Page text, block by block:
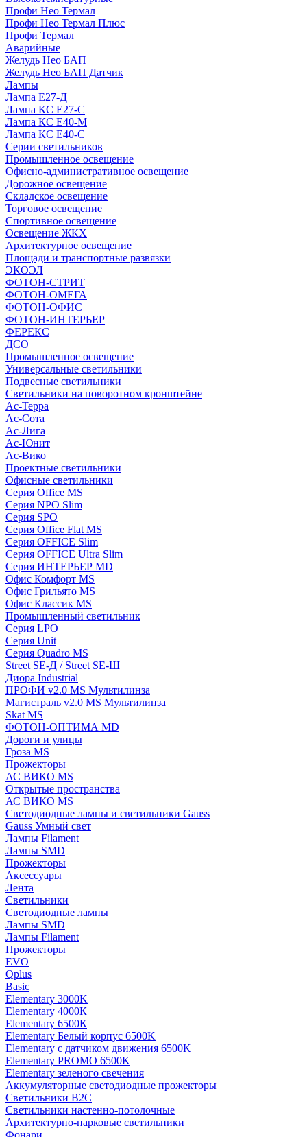
Профи Нео Термал
Профи Нео Термал Плюс
Профи Термал
Аварийные
Желудь Нео БАП
Желудь Нео БАП Датчик
Лампы
Лампа Е27-Д
Лампа КС Е27-С
Лампа КС Е40-М
Лампа КС Е40-С
Серии светильников
Промышленное освещение
Офисно-административное освещение
Дорожное освещение
Складское освещение
Торговое освещение
Спортивное освещение
Освещение ЖКХ
Архитектурное освещение
Площади и транспортные развязки
ЭКОЭЛ
ФОТОН-СТРИТ
ФОТОН-ОМЕГА
ФОТОН-ОФИС
ФОТОН-ИНТЕРЬЕР
ФЕРЕКС
ДСО
Промышленное освещение
Универсальные светильники
Подвесные светильники
Светильники на поворотном кронштейне
Ас-Терра
Ас-Сота
Ас-Лига
Ас-Юнит
Ас-Вико
Проектные светильники
Офисные светильники
Серия Office MS
Серия NPO Slim
Серия SPO
Серия Office Flat MS
Серия OFFICE Slim
Серия OFFICE Ultra Slim
Серия ИНТЕРЬЕР MD
Офис Комфорт MS
Офис Грильято MS
Офис Классик MS
Промышленный светильник
Серия LPO
Серия Unit
Серия Quadro MS
Street SE-Д / Street SE-Ш
Диора Industrial
ПРОФИ v2.0 MS Мультилинза
Магистраль v2.0 MS Мультилинза
Skat MS
ФОТОН-ОПТИМА MD
Дороги и улицы
Гроза MS
Прожекторы
АС ВИКО MS
Открытые пространства
АС ВИКО MS
Светодиодные лампы и светильники Gauss
Gauss Умный свет
Лампы Filament
Лампы SMD
Прожекторы
Аксессуары
Лента
Светильники
Светодиодные лампы
Лампы SMD
Лампы Filament
Прожекторы
EVO
Qplus
Basic
Elementary 3000K
Elementary 4000К
Elementary 6500К
Elementary Белый корпус 6500K
Elementary с датчиком движения 6500K
Elementary PROMO 6500K
Elementary зеленого свечения
Аккумуляторные светодиодные прожекторы
Светильники B2C
Светильники настенно-потолочные
Архитектурно-парковые светильники
Фонари